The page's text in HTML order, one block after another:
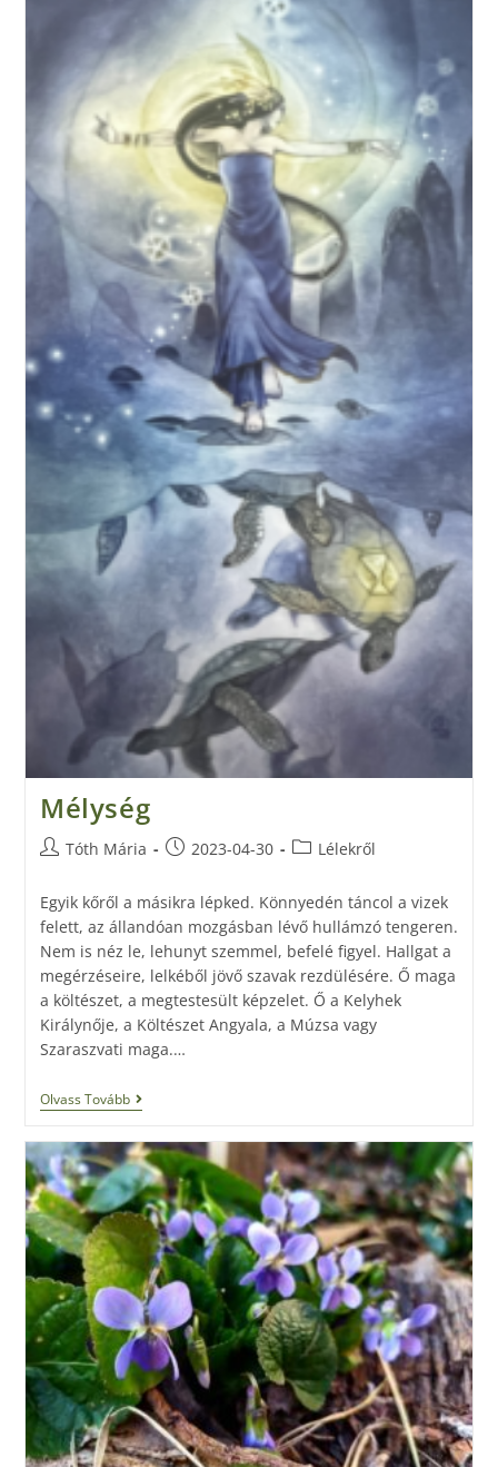
Mélység
Tóth Mária 2023-04-30 Lélekről
Egyik kőről a másikra lépked. Könnyedén táncol a vizek
felett, az állandóan mozgásban lévő hullámzó tengeren.
Nem is néz le, lehunyt szemmel, befelé figyel. Hallgat a
megérzéseire, lelkéből jövő szavak rezdülésére. Ő maga
a költészet, a megtestesült képzelet. Ő a Kelyhek
Királynője, a Költészet Angyala, a Múzsa vagy
Szaraszvati maga.…
Olvass Tovább